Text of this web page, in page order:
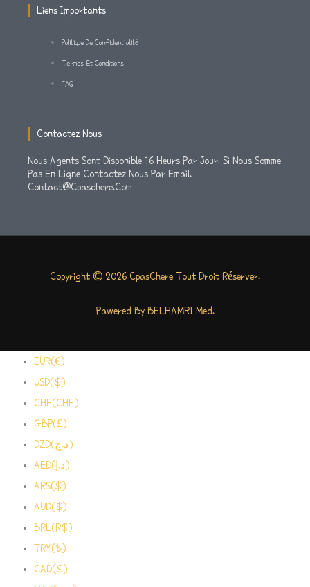
Liens Importants
Politique De Confidentialité
Termes Et Conditions
FAQ
Contactez Nous
Nous Agents Sont Disponible 16 Heurs Par Jour. Si Nous Somme
Pas En Ligne Contactez Nous Par Email.
Contact@cpaschere.com
Copyright © 2026 CpasChere Tout Droit Réserver.
Pawered By BELHAMRI Med.
EUR(€)
USD($)
CHF(CHF)
GBP(£)
DZD(د.ج)
AED(د.إ)
ARS($)
AUD($)
BRL(R$)
TRY(₺)
CAD($)